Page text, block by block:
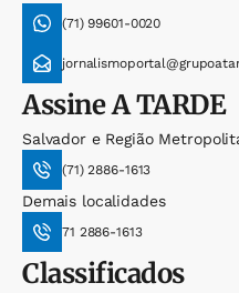
(71) 99601-0020
AssineA TARDE
Salvador e Região
(71) 2886-1613
Demais localidades
71 2886-1613
Classificados